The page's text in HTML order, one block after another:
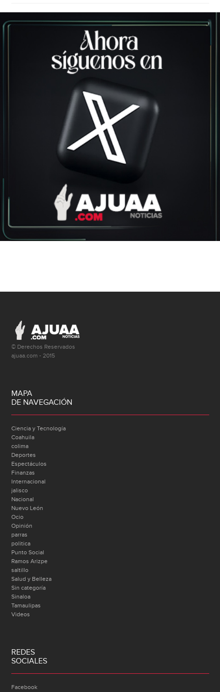
© Derechos Reservados
ajuaa.com - 2015
MAPA
DE NAVEGACIÓN
Ciencia y Tecnología
Coahuila
colima
Deportes
Espectáculos
Finanzas
Internacional
jalisco
Nacional
Nuevo León
Ocio
Opinión
parras
politica
Punto Social
Ramos Arizpe
saltillo
Salud y Belleza
Sin categoría
Sinaloa
Tamaulipas
Videos
REDES
SOCIALES
Facebook